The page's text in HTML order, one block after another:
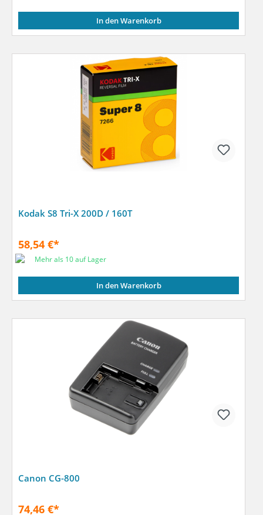
In den Warenkorb
Kodak S8 Tri-X 200D / 160T
58,54 €*
Mehr als 10 auf Lager
In den Warenkorb
Canon CG-800
74,46 €*